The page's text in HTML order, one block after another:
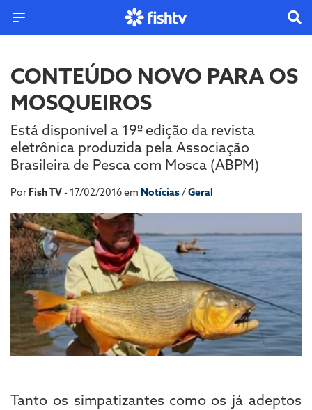
CONTEÚDO NOVO PARA OS
MOSQUEIROS
Está disponível a 19º edição da revista
eletrônica produzida pela Associação
Brasileira de Pesca com Mosca (ABPM)
Por Fish TV- 17/02/2016 em Notícias/Geral
Tanto os simpatizantes como os já adeptos